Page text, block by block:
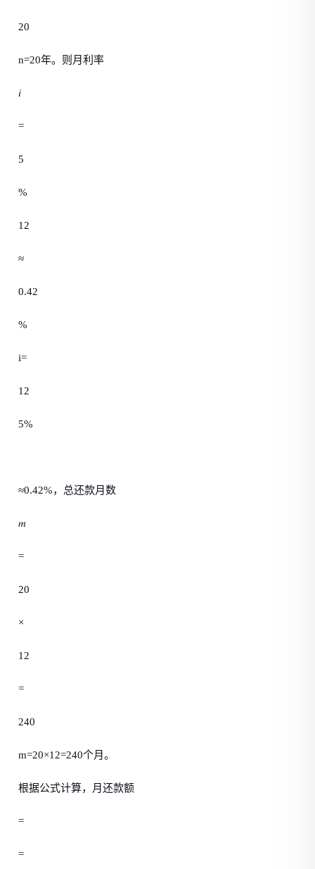
20
n=20年。则月利率
𝑖
=
5
%
12
≈
0.42
%
i=
12
5%
≈0.42%，总还款月数
𝑚
=
20
×
12
=
240
m=20×12=240个月。
根据公式计算，月还款额
=
=